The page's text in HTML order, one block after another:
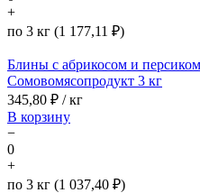
+
по 3 кг (1 177,11 ₽)
Блины с абрикосом и
Сомовомясопродукт 3 кг
345,80 ₽ / кг
В корзину
−
0
+
по 3 кг (1 037,40 ₽)